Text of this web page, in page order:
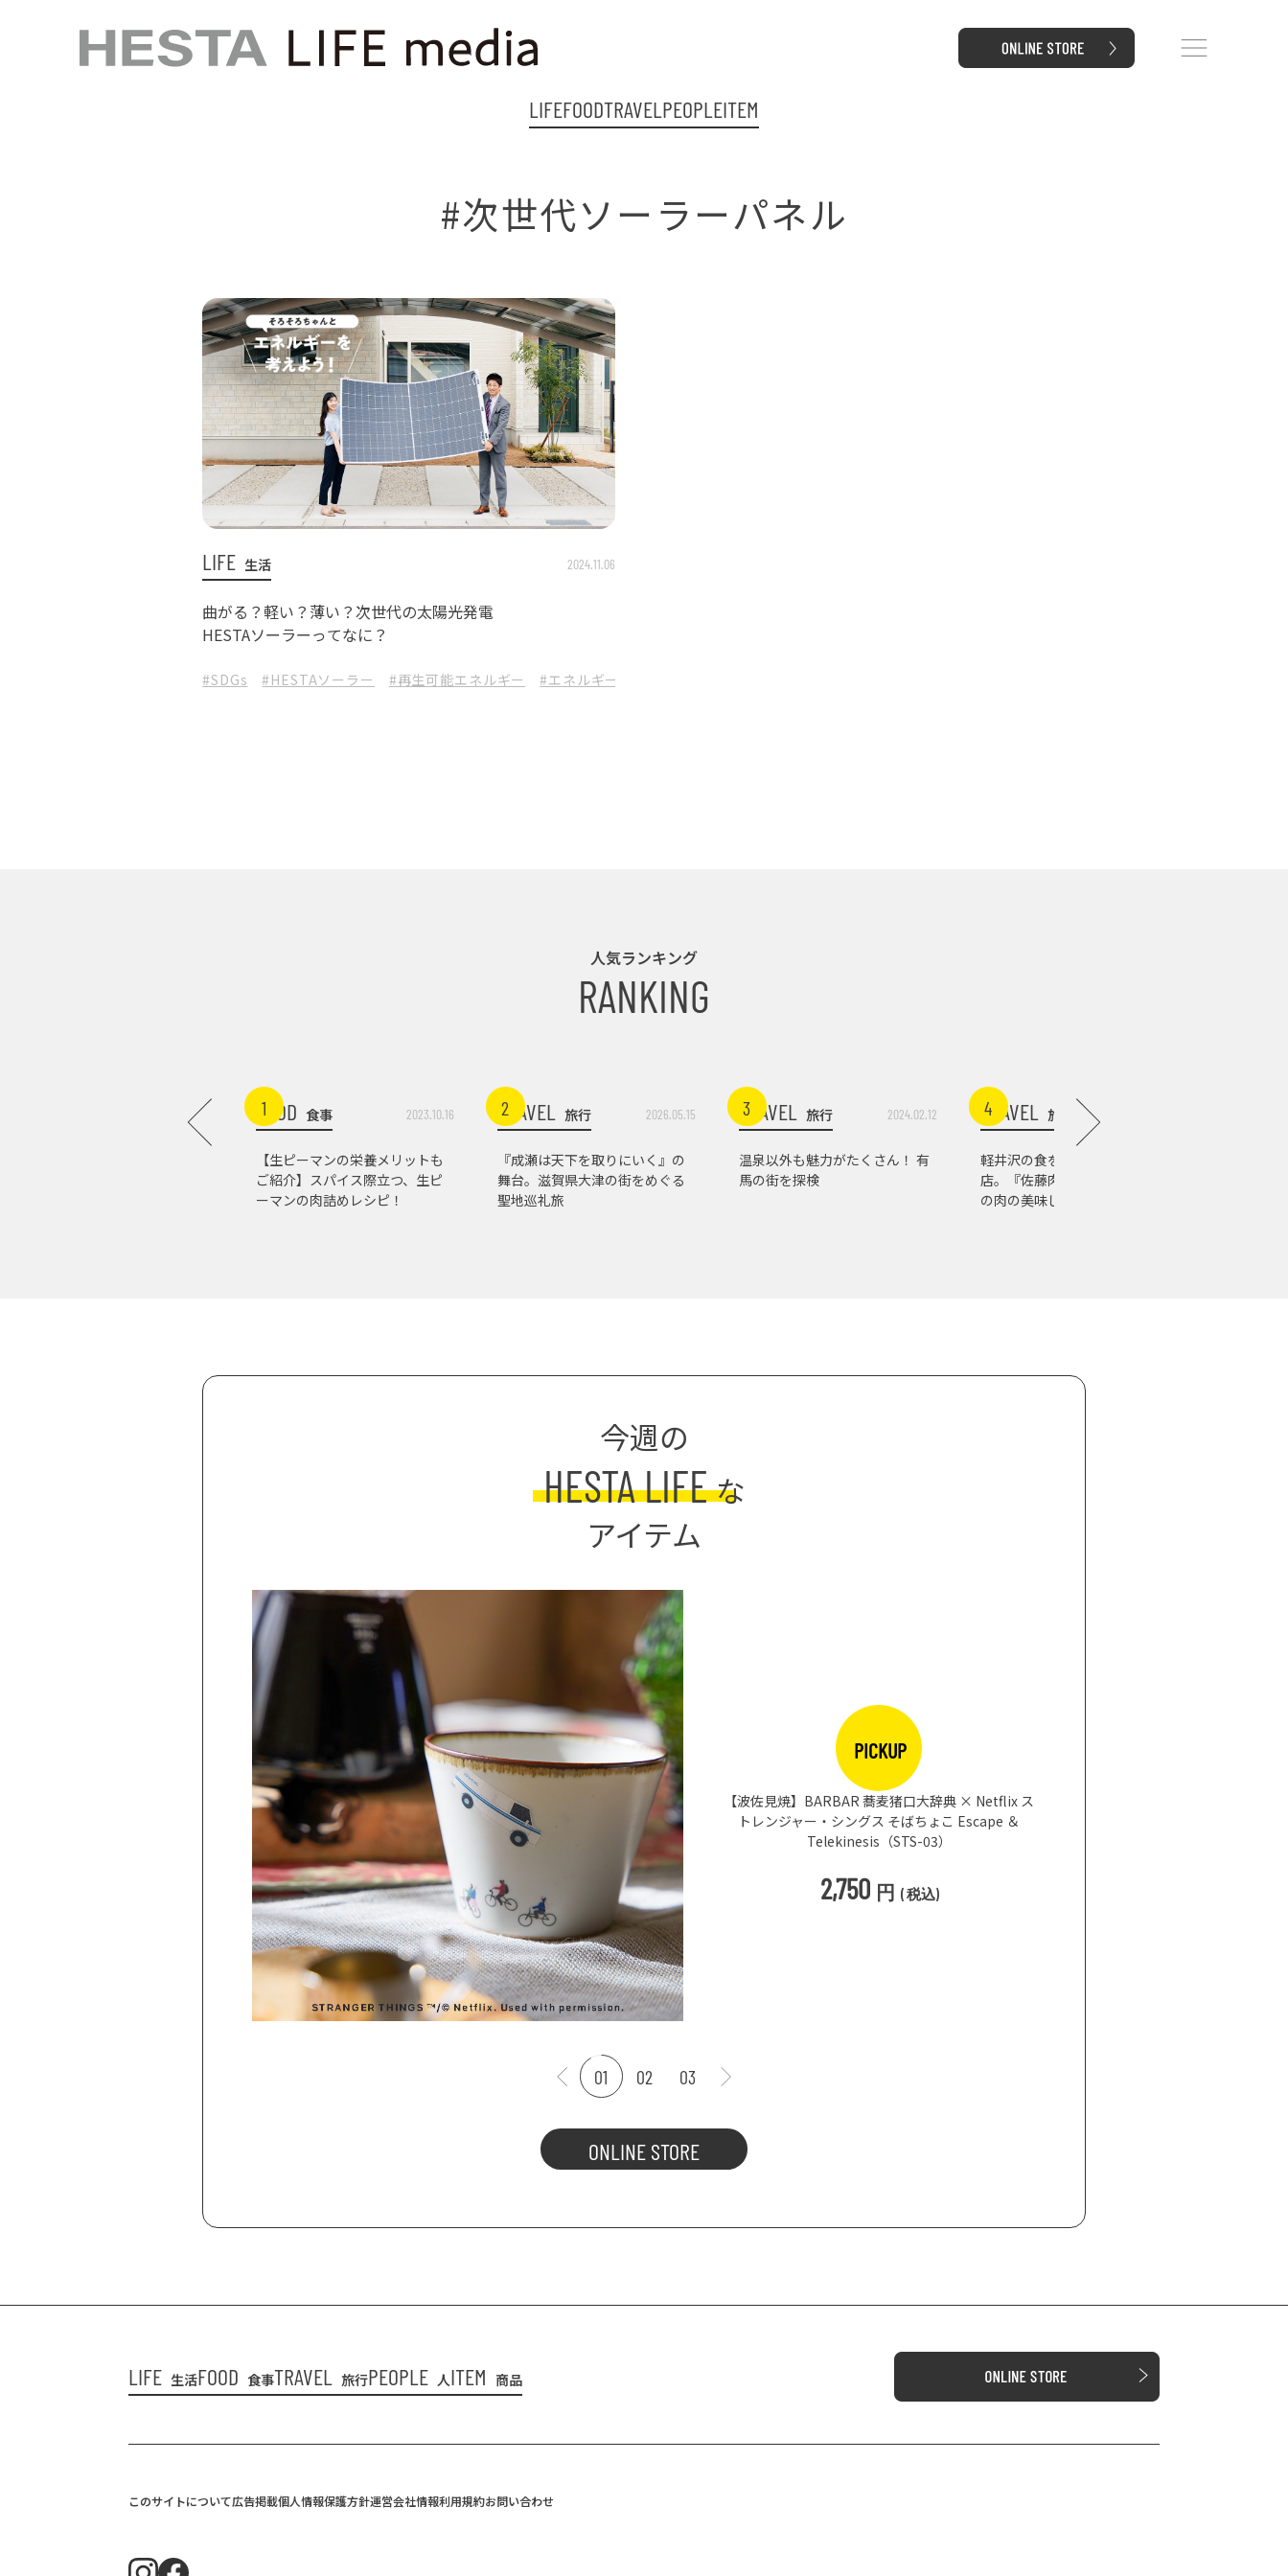
LIFEFOODTRAVELPEOPLEITEM
#次世代ソーラーパネル
LIFE 生活 2024.11.06
曲がる？軽い？薄い？次世代の太陽光発電
HESTAソーラーってなに？
#SDGs #HESTAソーラー #再生可能エネルギー #エネルギー革命
人気ランキング
RANKING
1FOOD 食事 2023.10.16
【生ピーマンの栄養メリットも
ご紹介】スパイス際立つ、生ピ
ーマンの肉詰めレシピ！
2
TRAVEL 旅行 2026.05.15
『成瀬は天下を取りにいく』の
舞台。滋賀県大津の街をめぐる
聖地巡礼旅
3
TRAVEL 旅行 2024.02.12
温泉以外も魅力がたくさん！ 有
馬の街を探検
4
TRAVEL 旅行
軽井沢の食を支える老舗精肉
店。『佐藤肉店』で知る、信州
の肉の美味しさ
今週の
HESTA LIFEな
アイテム
【波佐見焼】BARBAR 蕎麦猪口大辞典 × Netflix ス
トレンジャー・シングス そばちょこ Escape ＆
Telekinesis（STS-03）
2,750円 (税込)
まな板になるお皿 プレート ブラック φ26cm｜
01 02 03
ONLINE STORE
LIFE 生活FOOD 食事TRAVEL 旅行PEOPLE 人ITEM 商品
このサイトについて広告掲載個人情報保護方針運営会社情報利用規約お問い合わせ